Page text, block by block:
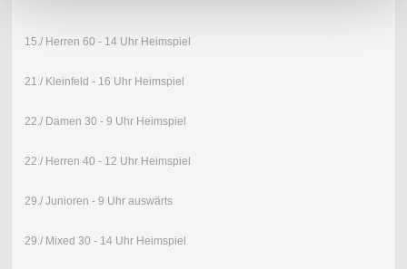
15./ Herren 60 - 14 Uhr Heimspiel
21./ Kleinfeld - 16 Uhr Heimspiel
22./ Damen 30 - 9 Uhr Heimspiel
22./ Herren 40 - 12 Uhr Heimspiel
29./ Junioren - 9 Uhr auswärts
29./ Mixed 30 - 14 Uhr Heimspiel